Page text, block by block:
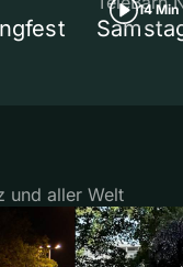
14 Min
und aller Welt